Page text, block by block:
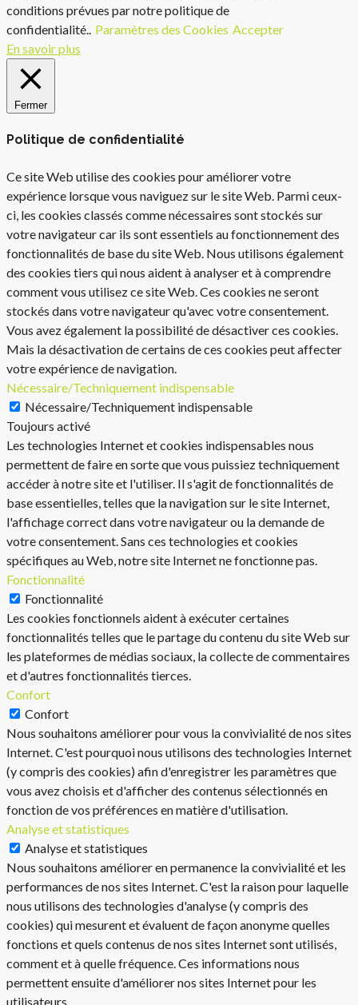
conditions prévues par notre politique de
confidentialité.. Paramètres des Cookies Accepter
En savoir plus
Fermer
Politique de confidentialité
Ce site Web utilise des cookies pour améliorer votre
expérience lorsque vous naviguez sur le site Web. Parmi ceux-
ci, les cookies classés comme nécessaires sont stockés sur
votre navigateur car ils sont essentiels au fonctionnement des
fonctionnalités de base du site Web. Nous utilisons également
des cookies tiers qui nous aident à analyser et à comprendre
comment vous utilisez ce site Web. Ces cookies ne seront
stockés dans votre navigateur qu'avec votre consentement.
Vous avez également la possibilité de désactiver ces cookies.
Mais la désactivation de certains de ces cookies peut affecter
votre expérience de navigation.
Nécessaire/Techniquement indispensable
Nécessaire/Techniquement indispensable
Toujours activé
Les technologies Internet et cookies indispensables nous
permettent de faire en sorte que vous puissiez techniquement
accéder à notre site et l'utiliser. Il s'agit de fonctionnalités de
base essentielles, telles que la navigation sur le site Internet,
l'affichage correct dans votre navigateur ou la demande de
votre consentement. Sans ces technologies et cookies
spécifiques au Web, notre site Internet ne fonctionne pas.
Fonctionnalité
Fonctionnalité
Les cookies fonctionnels aident à exécuter certaines
fonctionnalités telles que le partage du contenu du site Web sur
les plateformes de médias sociaux, la collecte de commentaires
et d'autres fonctionnalités tierces.
Confort
Confort
Nous souhaitons améliorer pour vous la convivialité de nos sites
Internet. C'est pourquoi nous utilisons des technologies Internet
(y compris des cookies) afin d'enregistrer les paramètres que
vous avez choisis et d'afficher des contenus sélectionnés en
fonction de vos préférences en matière d'utilisation.
Analyse et statistiques
Analyse et statistiques
Nous souhaitons améliorer en permanence la convivialité et les
performances de nos sites Internet. C'est la raison pour laquelle
nous utilisons des technologies d'analyse (y compris des
cookies) qui mesurent et évaluent de façon anonyme quelles
fonctions et quels contenus de nos sites Internet sont utilisés,
comment et à quelle fréquence. Ces informations nous
permettent ensuite d'améliorer nos sites Internet pour les
utilisateurs.